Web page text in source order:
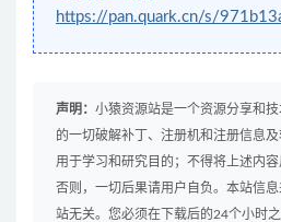
https://pan.quark.cn/s/
声明： 小猿资源站是一个资源分享和
的一切破解补丁、注册机和注册信息
用于学习和研究目的；不得将上述内容
否则，一切后果请用户自负。本站信
站无关。您必须在下载后的24个小时